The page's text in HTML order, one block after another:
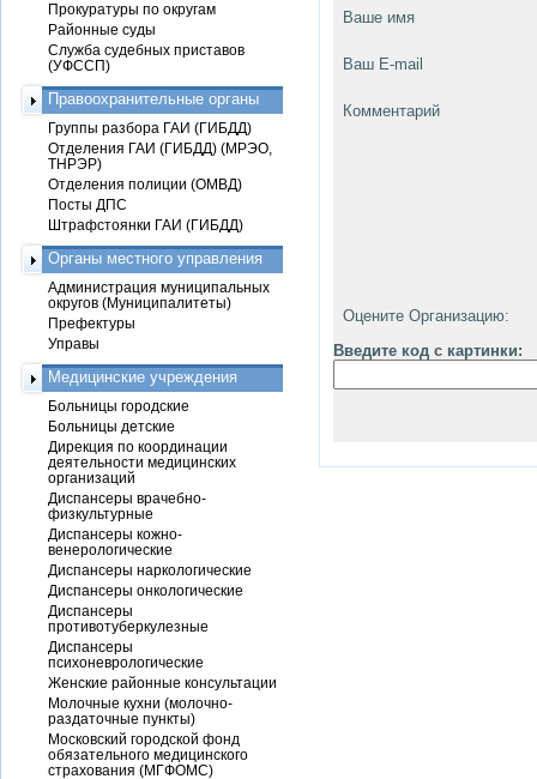
Ваше имя
Ваш E-mail
Комментарий
Оцените Организацию:
Введите код с картинки:
Прокуратуры по округам
Районные суды
Служба судебных приставов
(УФССП)
Правоохранительные органы
Группы разбора ГАИ (ГИБДД)
Отделения ГАИ (ГИБДД) (МРЭО,
ТНРЭР)
Отделения полиции (ОМВД)
Посты ДПС
Штрафстоянки ГАИ (ГИБДД)
Органы местного управления
Администрация муниципальных
округов (Муниципалитеты)
Префектуры
Управы
Медицинские учреждения
Больницы городские
Больницы детские
Дирекция по координации
деятельности медицинских
организаций
Диспансеры врачебно-
физкультурные
Диспансеры кожно-
венерологические
Диспансеры наркологические
Диспансеры онкологические
Диспансеры
противотуберкулезные
Диспансеры
психоневрологические
Женские районные консультации
Молочные кухни (молочно-
раздаточные пункты)
Московский городской фонд
обязательного медицинского
страхования (МГФОМС)